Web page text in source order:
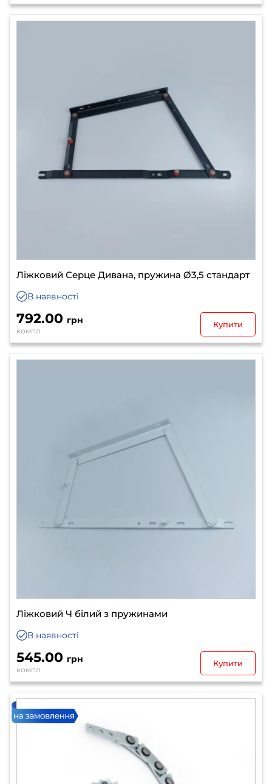
Ліжковий Серце Дивана, пружина Ø3,5 стандарт
В наявності
792.00 грн
компл
Купити
Ліжковий Ч білий з пружинами
В наявності
545.00 грн
компл
Купити